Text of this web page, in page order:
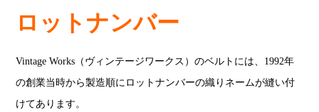
ロットナンバー
Vintage Works（ヴィンテージワークス）のベルトには、1992年
の創業当時から製造順にロットナンバーの織りネームが縫い付
けてあります。